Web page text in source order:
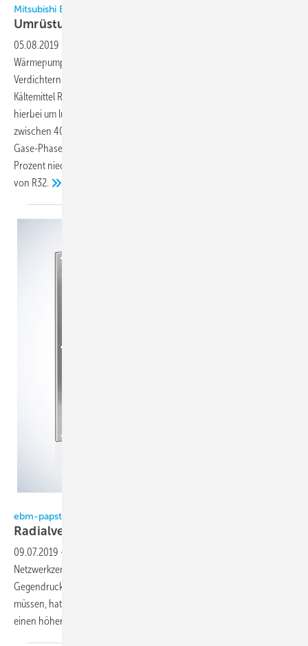
Mitsubishi Electric: Neue luftgekühlte Lösungen mit R454B
Umrüstung aller relevanten
05.08.2019
Wärmepumpen und Multifunktions-Wärmepumpen mit Scroll-
Verdichtern der NX- und NECS-Serien der Marke Climaveneta vom
Kältemittel R410A auf das Kältemittel R454B um. Es handelt sich
hierbei um luftgekühlte, außen aufgestellte Geräte im Leistungsbereich
zwischen 40 und 850 kW. Diese Neustrukturierung ist durch den F-
Gase-Phase-Down bedingt. Der GWP von R454B liegt mit 466 um 78
Prozent niedriger als der von R410A und 31 Prozent geringer als der
von R32.
ebm-papst
Radialventilatoren für präzise
09.07.2019 -
Netzwerkzen­tralen, deren Ventilatoren auch bei deutlich niedrigeren
Gegendruckanforderungen im optimalen Betriebspunkt arbeiten
müssen, hat ebm-papst die Radialventilatoren RadiCal entwickelt. Für
einen höheren Volumenstrom bei